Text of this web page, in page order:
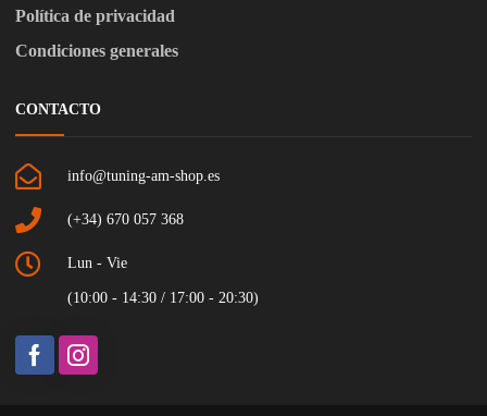
Política de privacidad
Condiciones generales
CONTACTO
info@tuning-am-shop.es
(+34) 670 057 368
Lun - Vie
(10:00 - 14:30 / 17:00 - 20:30)